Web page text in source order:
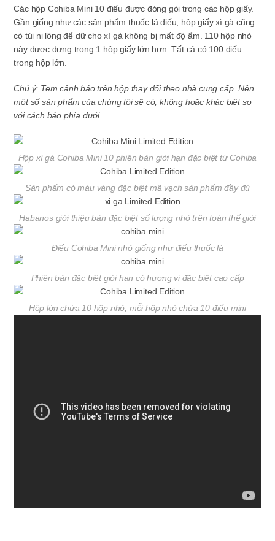
Các hộp Cohiba Mini 10 điếu được đóng gói trong các hộp giấy.
Gần giống như các sản phẩm thuốc lá điếu, hộp giấy xì gà cũng
có túi ni lông để dữ cho xì gà không bị mất độ ẩm. 110 hộp nhỏ
này đươc đựng trong 1 hộp giấy lớn hơn. Tất cả có 100 điếu
trong hộp lớn.
Chú ý: Tem cảnh báo trên hộp thay đổi theo nhà cung cấp. Nên
một số sản phẩm của chúng tôi sẽ có, không hoặc khác biệt so
với cách báo phía dưới.
Hộp xì gà Cohiba Mini 10 phiên bản giới hạn đặc biệt từ Cohiba
Sản phẩm có màu vàng đặc biệt mã vạch sản phẩm đầy đủ
Habanos giới thiệu bản đặc biệt số lượng nhỏ trên toàn thế giới
Điếu Cohiba Mini nhỏ giống như điếu thuốc lá
Phiên bản đặc biệt giới hạn có hương vị đặc biệt cao cấp
Hộp lớn chứa 10 hộp nhỏ, mỗi hộp nhỏ chứa 10 điếu mini